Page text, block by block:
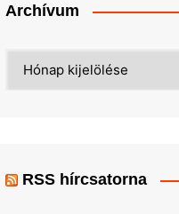
Archívum
RSS hírcsatorna